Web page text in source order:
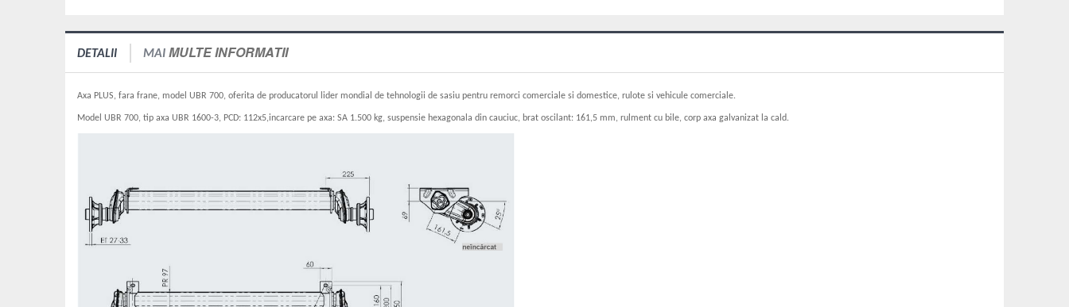
DETALII MAI MULTE INFORMATII
Axa PLUS, fara frane, model UBR 700, oferita de producatorul lider mondial de tehnologii de sasiu pentru remorci comerciale si domestice, rulote si vehicule comerciale.
Model UBR 700, tip axa UBR 1600-3, PCD: 112x5,incarcare pe axa: SA 1.500 kg, suspensie hexagonala din cauciuc, brat oscilant: 161,5 mm, rulment cu bile, corp axa galvanizat la cald.